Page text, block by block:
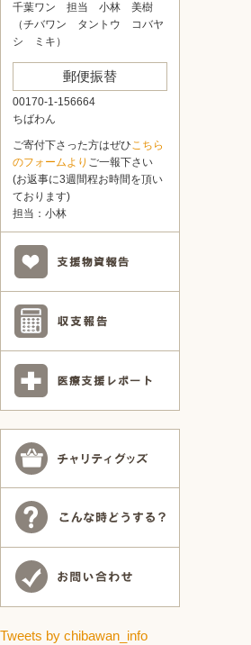
千葉ワン 担当 小林 美樹
（チバワン タントウ コバヤ
シ ミキ）
郵便振替
00170-1-156664
ちばわん
ご寄付下さった方はぜひこちら
のフォームより ご一報下さい
(お返事に3週間程お時間を頂い
ております)
担当：小林
Tweets by chibawan_info